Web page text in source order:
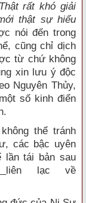
Thật rất khó giải
thật sự hiểu
nói đến trong
cũng chỉ dịch
từ chứ không
xin lưu ý độc
Nguyên Thủy,
số kinh điển
thể tránh
các bậc uyên
lần tái bản sau
liên lạc về